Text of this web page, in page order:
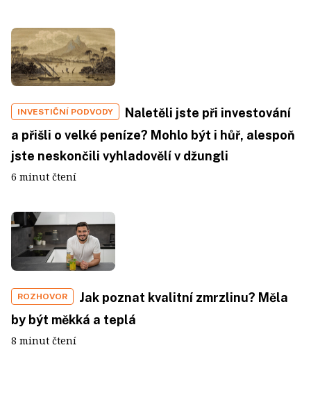
INVESTIČNÍ PODVODY
Naletěli jste při investování
a přišli o velké peníze? Mohlo být i hůř, alespoň
jste neskončili vyhladovělí v džungli
6 minut čtení
ROZHOVOR
Jak poznat kvalitní zmrzlinu? Měla
by být měkká a teplá
8 minut čtení